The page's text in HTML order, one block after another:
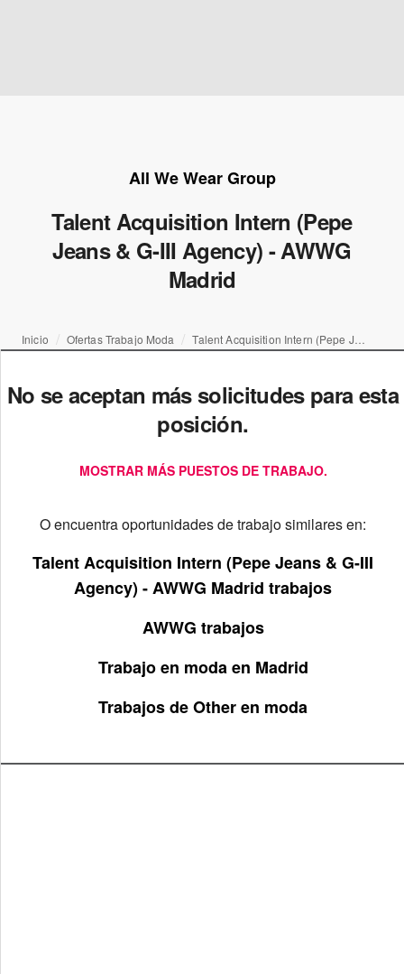
All We Wear Group
Talent Acquisition Intern (Pepe
Jeans & G-III Agency) - AWWG
Madrid
Inicio Ofertas Trabajo Moda
No se aceptan más solicitudes para esta
posición.
MOSTRAR MÁS PUESTOS DE TRABAJO.
O encuentra oportunidades de trabajo similares en:
Talent Acquisition Intern (Pepe Jeans & G-III
Agency) - AWWG Madrid trabajos
AWWG trabajos
Trabajo en moda en Madrid
Trabajos de Other en moda